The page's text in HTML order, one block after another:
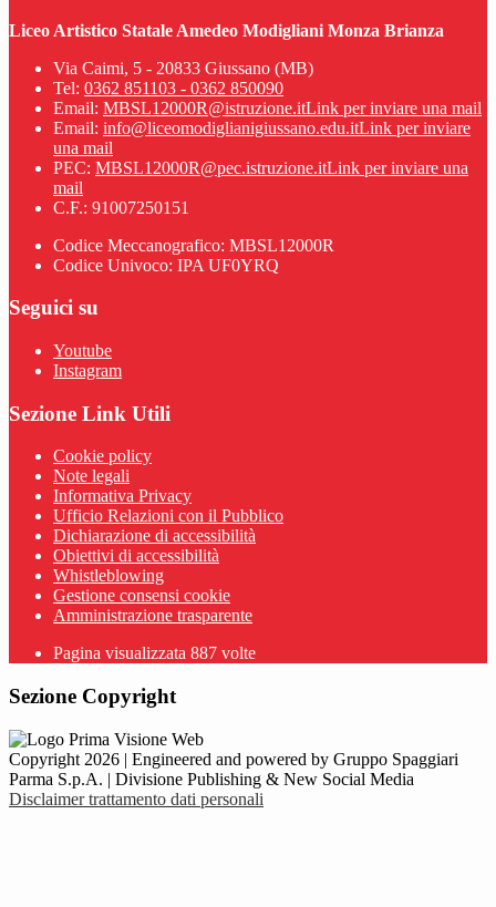
Liceo Artistico Statale Amedeo Modigliani Monza Brianza
Via Caimi, 5 - 20833 Giussano (MB)
Tel: 0362 851103 - 0362 850090
Email: MBSL12000R@istruzione.itLink per inviare una mail
Email: info@liceomodiglianigiussano.edu.itLink per inviare
una mail
PEC: MBSL12000R@pec.istruzione.itLink per inviare una
mail
C.F.: 91007250151
Codice Meccanografico: MBSL12000R
Codice Univoco: IPA UF0YRQ
Seguici su
Youtube
Instagram
Sezione Link Utili
Cookie policy
Note legali
Informativa Privacy
Ufficio Relazioni con il Pubblico
Dichiarazione di accessibilità
Obiettivi di accessibilità
Whistleblowing
Gestione consensi cookie
Amministrazione trasparente
Pagina visualizzata 887 volte
Sezione Copyright
Copyright 2026 | Engineered and powered by Gruppo Spaggiari
Parma S.p.A. | Divisione Publishing & New Social Media
Disclaimer trattamento dati personali